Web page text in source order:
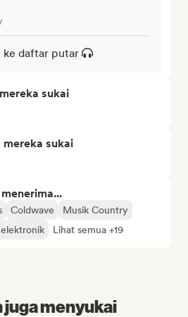
ke daftar putar
sukai
sukai
Coldwave
Musik Country
Lihat semua +19
menyukai